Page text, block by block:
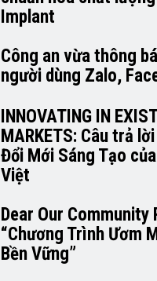
Implant
Công an vừa thông
người dùng Zalo,
INNOVATING IN
MARKETS: Câu trả
Đổi Mới Sáng Tạo
Việt
Dear Our Community
“Chương Trình Ươm
Bền Vững”